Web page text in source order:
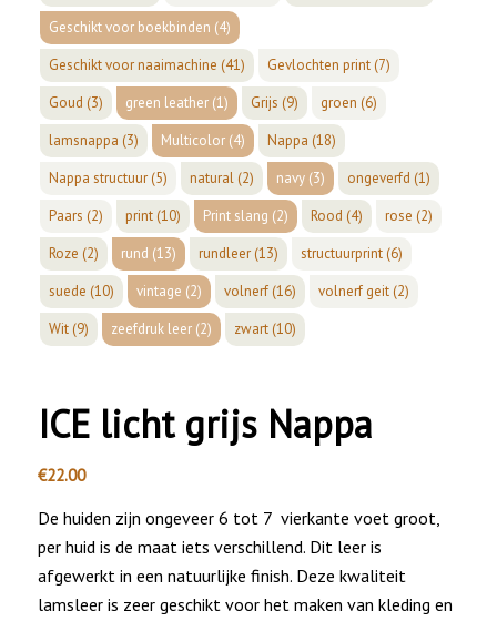
Geschikt voor boekbinden (4)
Geschikt voor naaimachine (41) Gevlochten print(7)
Goud (3) green leather(1) Grijs (9) groen (6)
lamsnappa (3) Multicolor(4) Nappa (18)
Nappa structuur(5) natural(2) navy(3) ongeverfd (1)
Paars (2) print(10) Print slang (2) Rood (4) rose (2)
Roze (2) rund (13) rundleer(13) structuurprint(6)
suede (10) vintage (2) volnerf(16) volnerf geit(2)
Wit(9) zeefdruk leer(2) zwart(10)
ICE licht grijs Nappa
€22.00
De huiden zijn ongeveer 6 tot 7 vierkante voet groot,
per huid is de maat iets verschillend. Dit leer is
afgewerkt in een natuurlijke finish. Deze kwaliteit
lamsleer is zeer geschikt voor het maken van kleding en